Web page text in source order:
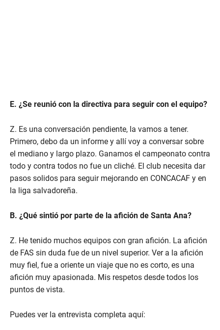
E. ¿Se reunió con la directiva para seguir con el equipo?
Z. Es una conversación pendiente, la vamos a tener.
Primero, debo da un informe y allí voy a conversar sobre
el mediano y largo plazo. Ganamos el campeonato contra
todo y contra todos no fue un cliché. El club necesita dar
pasos solidos para seguir mejorando en CONCACAF y en
la liga salvadoreña.
B. ¿Qué sintió por parte de la afición de Santa Ana?
Z. He tenido muchos equipos con gran afición. La afición
de FAS sin duda fue de un nivel superior. Ver a la afición
muy fiel, fue a oriente un viaje que no es corto, es una
afición muy apasionada. Mis respetos desde todos los
puntos de vista.
Puedes ver la entrevista completa aquí: